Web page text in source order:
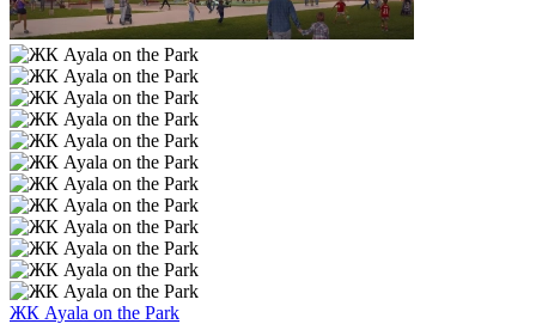
ЖК Ayala on the Park